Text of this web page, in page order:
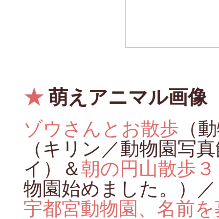
★萌えアニマル画像
ゾウさんとお散歩 （
（キリン／動物園写
イ）＆朝の円山散歩３
物園始めました。）／
宇都宮動物園、名前